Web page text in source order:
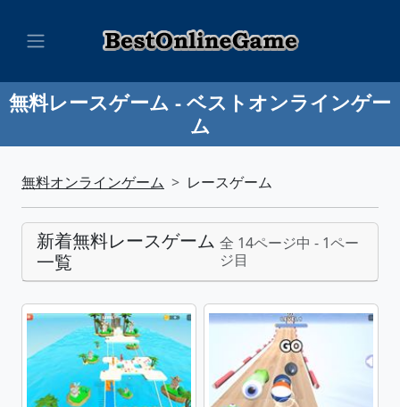
無料レースゲーム - ベストオンラインゲー
ム
無料オンラインゲーム レースゲーム
新着無料レースゲーム
一覧
全 14ページ中 - 1ペー
ジ目